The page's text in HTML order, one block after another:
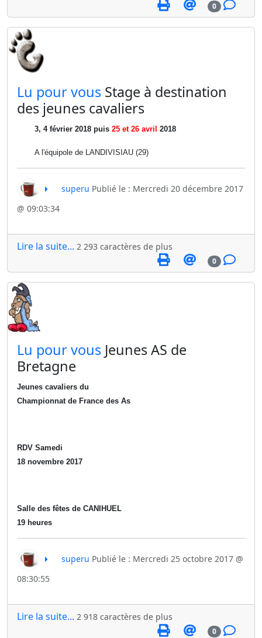
0
​Lu pour vous Stage à destination
des jeunes cavaliers
3, 4 février 2018 puis 25 et 26 avril 2018
A l'équipole de LANDIVISIAU (29)
superu Publié le : Mercredi 20 décembre 2017
@ 09:03:34
Lire la suite... 2 293 caractères de plus
0
​Lu pour vous Jeunes AS de
Bretagne
Jeunes cavaliers du
Championnat de France des As
RDV Samedi
18 novembre 2017
Salle des fêtes de CANIHUEL
19 heures
superu Publié le : Mercredi 25 octobre 2017 @
08:30:55
Lire la suite... 2 918 caractères de plus
0